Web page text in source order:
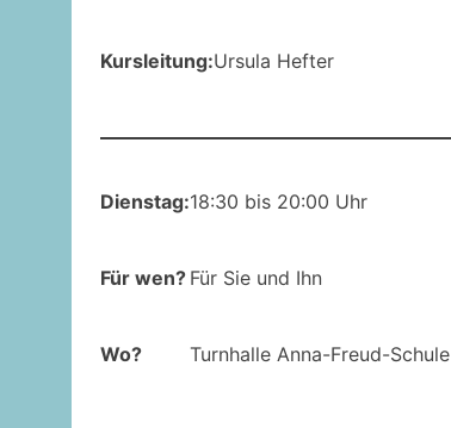
Kursleitung:Ursula Hefter
Dienstag:
Für wen?
Wo?
18:30 bis 20:00 Uhr
Für Sie und Ihn
Turnhalle Anna-Freud-Schule